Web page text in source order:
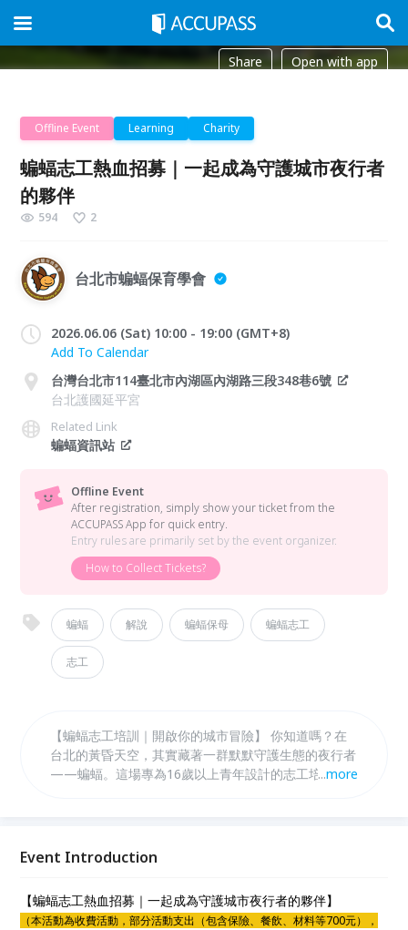
Share Open with app
Offline Event Learning Charity
蝙蝠志工熱血招募｜一起成為守護城市夜行者
的夥伴
594 2
台北市蝙蝠保育學會
2026.06.06 (Sat) 10:00 - 19:00 (GMT+8)
Add To Calendar
台灣台北市114臺北市內湖區內湖路三段348巷6號
台北護國延平宮
Related Link
蝙蝠資訊站
Offline Event
After registration, simply show your ticket from the
ACCUPASS App for quick entry.
Entry rules are primarily set by the event organizer.
How to Collect Tickets?
蝙蝠 解說 蝙蝠保母 蝙蝠志工
志工
【蝙蝠志工培訓｜開啟你的城市冒險】 你知道嗎？在
台北的黃昏天空，其實藏著一群默默守護生態的夜行者
——蝙蝠。這場專為16歲以上青年設計的志工培訓，
走讀與賞蝠體驗。在專業引導下，親眼觀察蝙蝠飛翔於
額有限，現在就加入，讓你的夜晚更有意義！
...more
Event Introduction
【蝙蝠志工熱血招募｜一起成為守護城市夜行者的夥伴】
（本活動為收費活動，部分活動支出（包含保險、餐飲、材料等700元），